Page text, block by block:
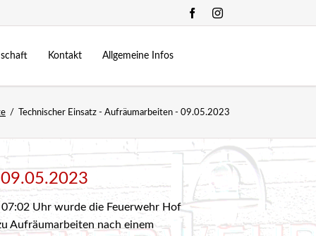
Stunden Übung
2023
| Verkehrsunfall - 13.10.2018
| Brand eines Lager - 21.10.2017
Kontakt Allgemeine Infos
Chronik
Links
Technischer Einsatz - Aufräumarbeiten - 09.05.2023
Uhr wurde die Feuerwehr Hof
Aufräumarbeiten nach einem